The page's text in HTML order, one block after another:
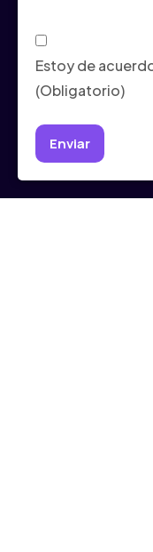
Consentimiento
Estoy de
(Obligatorio)